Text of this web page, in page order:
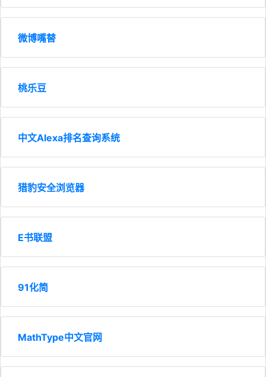
微博嘴替
桃乐豆
中文Alexa排名查询系统
猎豹安全浏览器
E书联盟
91化简
MathType中文官网